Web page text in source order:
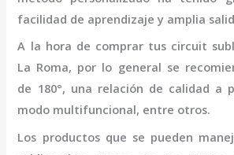
facilidad de aprendizaje y amplia
A la hora de comprar tus circuit
La Roma, por lo general se
de 180°, una relación de calidad a
modo multifuncional, entre otros.
Los productos que se pueden